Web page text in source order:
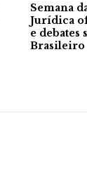
Semana
Jurídica
e
Brasileiro